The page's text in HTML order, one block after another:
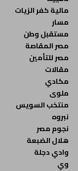
مالية كفر الزيات
مسار
مستقبل وطن
مصر المقاصة
مصر للتأمين
مقالات
مكادي
ملوى
منتخب السويس
نبروه
نجوم مصر
هلال الضبعة
وادي دجلة
وي